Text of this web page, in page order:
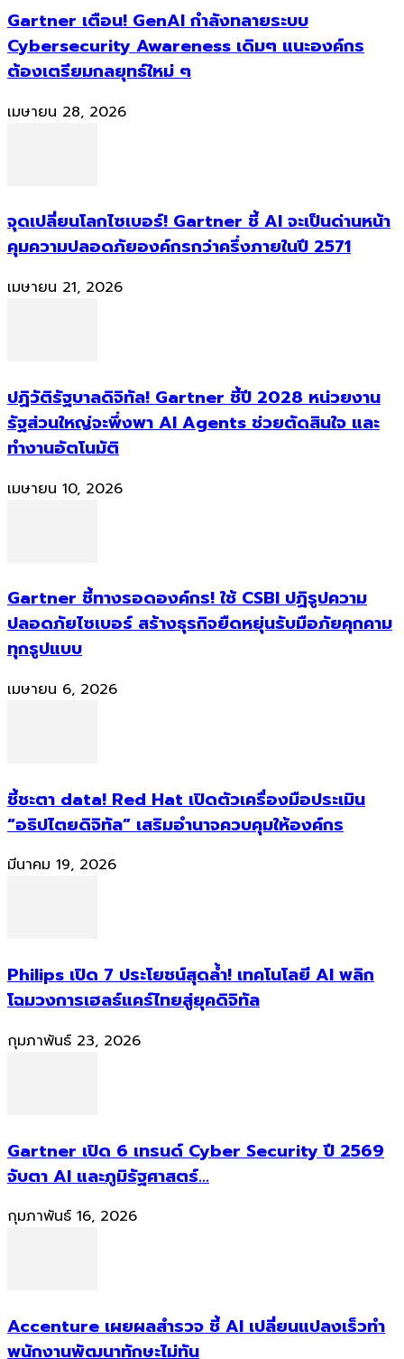
Gartner เตือน! GenAI กำลังทลายระบบ
Cybersecurity Awareness เดิมๆ แนะองค์กร
ต้องเตรียมกลยุทธ์ใหม่ ๆ
เมษายน 28, 2026
จุดเปลี่ยนโลกไซเบอร์! Gartner ชี้ AI จะเป็นด่านหน้า
คุมความปลอดภัยองค์กรกว่าครึ่งภายในปี 2571
เมษายน 21, 2026
ปฏิวัติรัฐบาลดิจิทัล! Gartner ชี้ปี 2028 หน่วยงาน
รัฐส่วนใหญ่จะพึ่งพา AI Agents ช่วยตัดสินใจ และ
ทำงานอัตโนมัติ
เมษายน 10, 2026
Gartner ชี้ทางรอดองค์กร! ใช้ CSBI ปฏิรูปความ
ปลอดภัยไซเบอร์ สร้างธุรกิจยืดหยุ่นรับมือภัยคุกคาม
ทุกรูปแบบ
เมษายน 6, 2026
ชี้ชะตา data! Red Hat เปิดตัวเครื่องมือประเมิน
“อธิปไตยดิจิทัล” เสริมอำนาจควบคุมให้องค์กร
มีนาคม 19, 2026
Philips เปิด 7 ประโยชน์สุดล้ำ! เทคโนโลยี AI พลิก
โฉมวงการเฮลธ์แคร์ไทยสู่ยุคดิจิทัล
กุมภาพันธ์ 23, 2026
Gartner เปิด 6 เทรนด์ Cyber Security ปี 2569
จับตา AI และภูมิรัฐศาสตร์...
กุมภาพันธ์ 16, 2026
Accenture เผยผลสำรวจ ชี้ AI เปลี่ยนแปลงเร็วทำ
พนักงานพัฒนาทักษะไม่ทัน